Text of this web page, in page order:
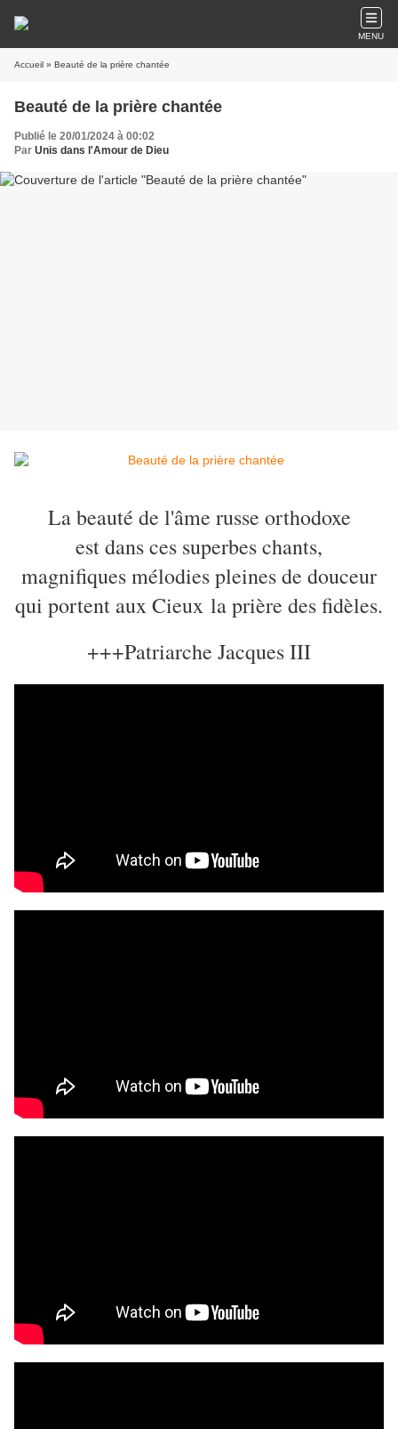
MENU
Accueil » Beauté de la prière chantée
Beauté de la prière chantée
Publié le 20/01/2024 à 00:02
Par Unis dans l'Amour de Dieu
La beauté de l'âme russe orthodoxe
est dans ces superbes chants,
magnifiques mélodies pleines de douceur
qui portent aux Cieux la prière des fidèles.
+++Patriarche Jacques III